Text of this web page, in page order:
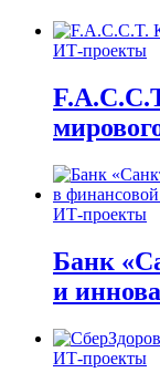
ИТ-проекты
ИТ-проекты
Банк
и
ИТ-проекты